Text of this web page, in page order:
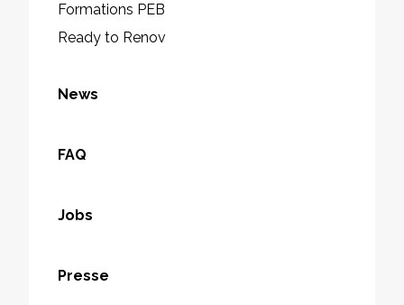
Formations PEB
Ready to Renov
News
FAQ
Jobs
Presse